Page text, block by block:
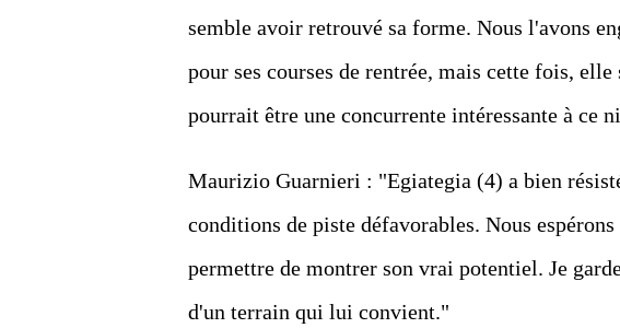
semble avoir retrouvé sa forme. Nous l'avons
pour ses courses de rentrée, mais cette fois,
pourrait être une concurrente intéressante à ce
Maurizio Guarnieri : "Egiategia (4) a bien
conditions de piste défavorables. Nous
permettre de montrer son vrai potentiel. Je
d'un terrain qui lui convient."